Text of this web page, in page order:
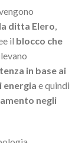
ditta Elero,
il blocco che
in base ai
energia e quindi
negli